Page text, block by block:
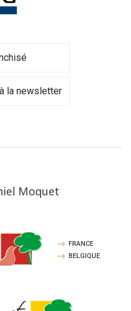
la newsletter
Moquet
FRANCE
BELGIQUE